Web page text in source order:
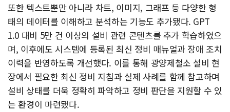
또한 텍스트뿐만 아니라 차트, 이미지, 그래프 등 다양한 형
태의 데이터를 이해하고 분석하는 기능도 추가됐다. GPT
1.0 대비 5만 건 이상의 설비 관련 콘텐츠를 추가 학습하였으
며, 이후에도 시스템에 등록된 최신 정비 매뉴얼과 장애 조치
이력을 반영하도록 개선했다. 이를 통해 광양제철소 설비 현
장에서 필요한 최신 정비 지침과 실제 사례를 함께 참고하며
설비 상태를 더욱 정확히 파악하고 정비 판단을 지원할 수 있
는 환경이 마련됐다.